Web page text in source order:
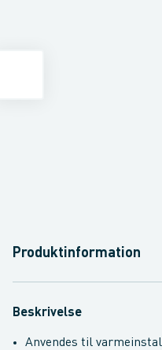
Produktinformation
Beskrivelse
Anvendes til